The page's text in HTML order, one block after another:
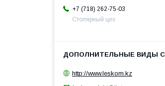
+7 (718) 262-75-03
Столярный цех
http://www.leskom.kz